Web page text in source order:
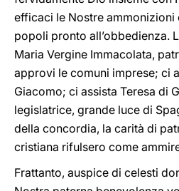
efficaci le Nostre ammonizioni
popoli pronto all’obbedienza.
Maria Vergine Immacolata,
approvi le comuni imprese; ci
Giacomo; ci assista Teresa di
legislatrice, grande luce di
della concordia, la carità di
cristiana rifulsero come
Frattanto, auspice di celesti